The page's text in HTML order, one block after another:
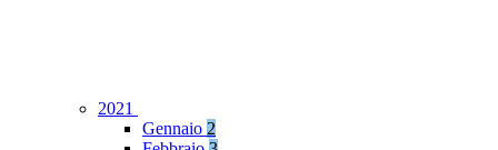
2021
Gennaio 2